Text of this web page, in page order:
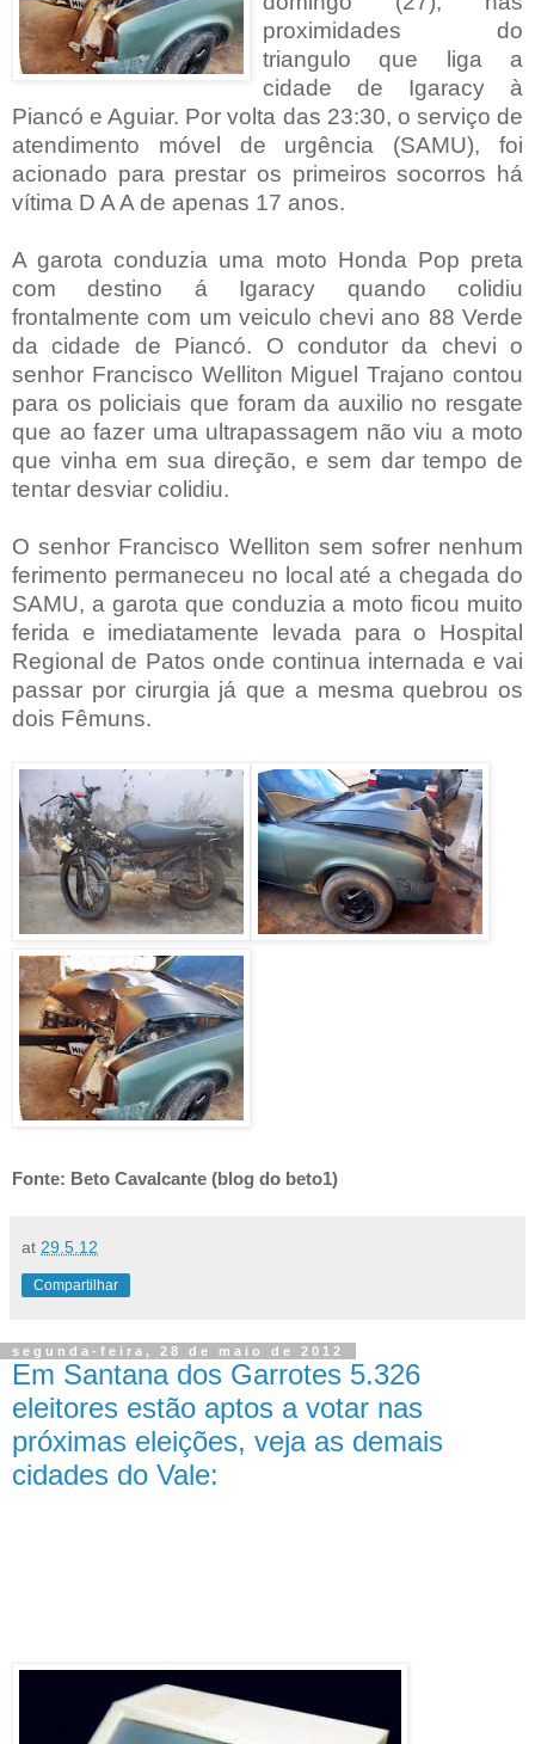
proximidades do
triangulo que liga a
cidade de Igaracy à
Piancó e Aguiar. Por volta das 23:30, o serviço de
atendimento móvel de urgência (SAMU), foi
acionado para prestar os primeiros socorros há
vítima D A A de apenas 17 anos.
A garota conduzia uma moto Honda Pop preta
com destino á Igaracy quando colidiu
frontalmente com um veiculo chevi ano 88 Verde
da cidade de Piancó. O condutor da chevi o
senhor Francisco Welliton Miguel Trajano contou
para os policiais que foram da auxilio no resgate
que ao fazer uma ultrapassagem não viu a moto
que vinha em sua direção, e sem dar tempo de
tentar desviar colidiu.
O senhor Francisco Welliton sem sofrer nenhum
ferimento permaneceu no local até a chegada do
SAMU, a garota que conduzia a moto ficou muito
ferida e imediatamente levada para o Hospital
Regional de Patos onde continua internada e vai
passar por cirurgia já que a mesma quebrou os
dois Fêmuns.
Fonte: Beto Cavalcante (blog do beto1)
at 29.5.12
Compartilhar
segunda-feira, 28 de maio de 2012
Em Santana dos Garrotes 5.326
eleitores estão aptos a votar nas
próximas eleições, veja as demais
cidades do Vale: